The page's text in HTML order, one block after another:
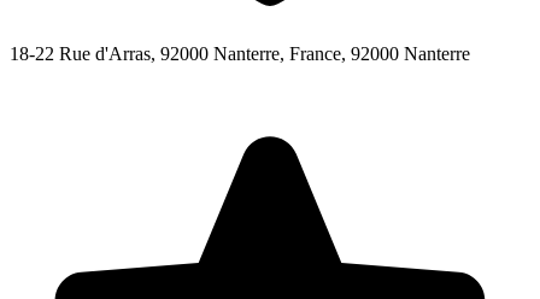
18-22 Rue d'Arras, 92000 Nanterre, France, 92000 Nanterre